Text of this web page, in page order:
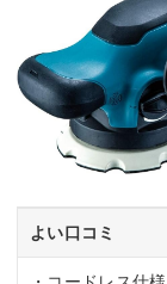
よい口コミ